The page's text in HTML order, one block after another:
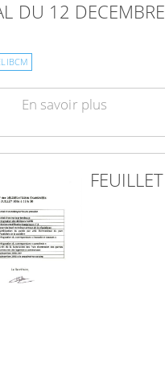
DU 12 DECEMBRE
En savoir plus
FEUILLET